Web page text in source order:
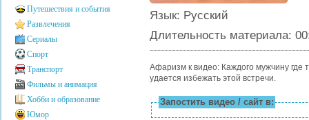
Путешествия и события
Развлечения
Сериалы
Спорт
Транспорт
Фильмы и анимация
Хобби и образование
Юмор
Язык: Русский
Длительность материала:
Афаризм к видео: Каждого мужчину где
удается избежать этой встречи.
Запостить видео / сайт в: